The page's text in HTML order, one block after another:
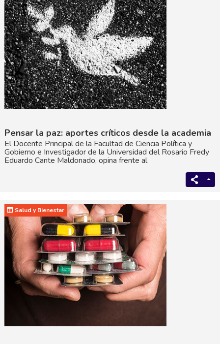
Pensar la paz: aportes críticos desde la academia
El Docente Principal de la Facultad de Ciencia Política y
Gobierno e Investigador de la Universidad del Rosario Fredy
Eduardo Cante Maldonado, opina frente al
Salud y Bienestar